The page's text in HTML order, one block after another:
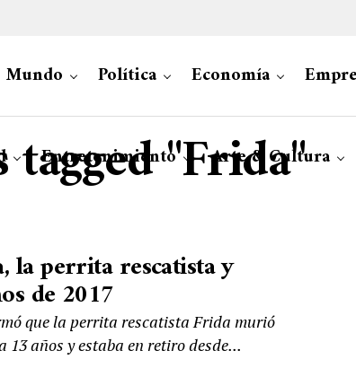
Mundo Política Economía
Entretenimiento Arte & Cultura
"Frida"
la perrita rescatista y
de 2017
que la perrita rescatista Frida murió
años y estaba en retiro desde...